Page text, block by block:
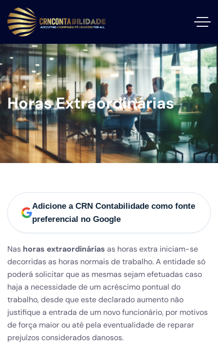
Horas Extraordinárias
Adicione a CRN Contabilidade como fonte
preferencial no Google
Nas horas extraordinárias as horas extra iniciam-se
decorridas as horas normais de trabalho. A entidade só
poderá solicitar que as mesmas sejam efetuadas caso
haja a necessidade de um acréscimo pontual do
trabalho, desde que este declarado aumento não
justifique a entrada de um novo funcionário, por motivos
de força maior ou até pela eventualidade de reparar
prejuízos considerados danosos.